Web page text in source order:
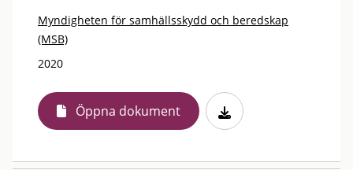
Myndigheten för samhällsskydd och beredskap
(MSB)
2020
Öppna dokument